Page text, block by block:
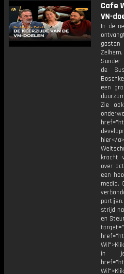
Cafe
VN-
In de
de
een
Zie
hier</
kracht
over
een
media.
strijd
en
in je